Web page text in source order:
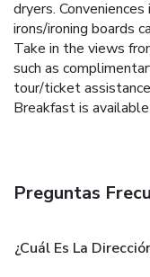
dryers.
irons/ironing boards
Take in the views
such as
tour/ticket
Breakfast is
Preguntas
¿Cuál Es La